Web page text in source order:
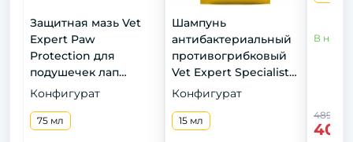
Защитная мазь Vet
Expert Paw
Protection для
подушечек лап
кошек и собак, 75 мл
Конфигурат
75 мл
Шампунь
антибактериальный
противогрибковый
Vet Expert Specialist
Shampoo для кошек
Конфигурат
15 мл
В
489 грн
409